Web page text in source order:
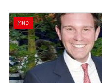
Мир